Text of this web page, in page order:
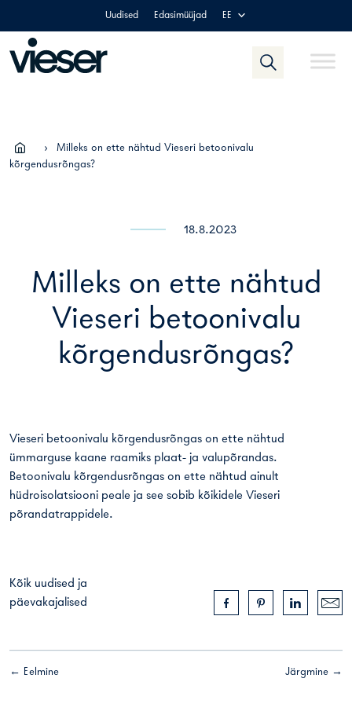
content
Uudised Edasimüüjad EE
›
Milleks on ette nähtud Vieseri betoonivalu
kõrgendusrõngas?
18.8.2023
Milleks on ette nähtud
Vieseri betoonivalu
kõrgendusrõngas?
Vieseri betoonivalu kõrgendusrõngas on ette nähtud
ümmarguse kaane raamiks plaat- ja valupõrandas.
Betoonivalu kõrgendusrõngas on ette nähtud ainult
hüdroisolatsiooni peale ja see sobib kõikidele Vieseri
põrandatrappidele.
Kõik uudised ja
päevakajalised
Järgmine →
← Eelmine